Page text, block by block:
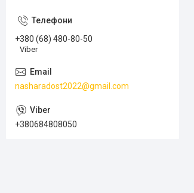
+380 (68) 480-80-50
Viber
nasharadost2022@gmail.com
+380684808050